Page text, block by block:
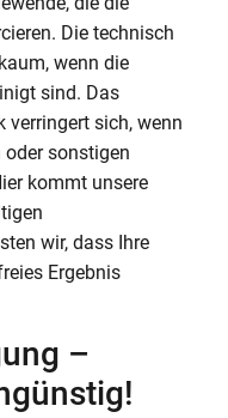
Die technisch
wenn die
sind. Das
verringert sich, wenn
sonstigen
kommt unsere
wir, dass Ihre
Ergebnis
–